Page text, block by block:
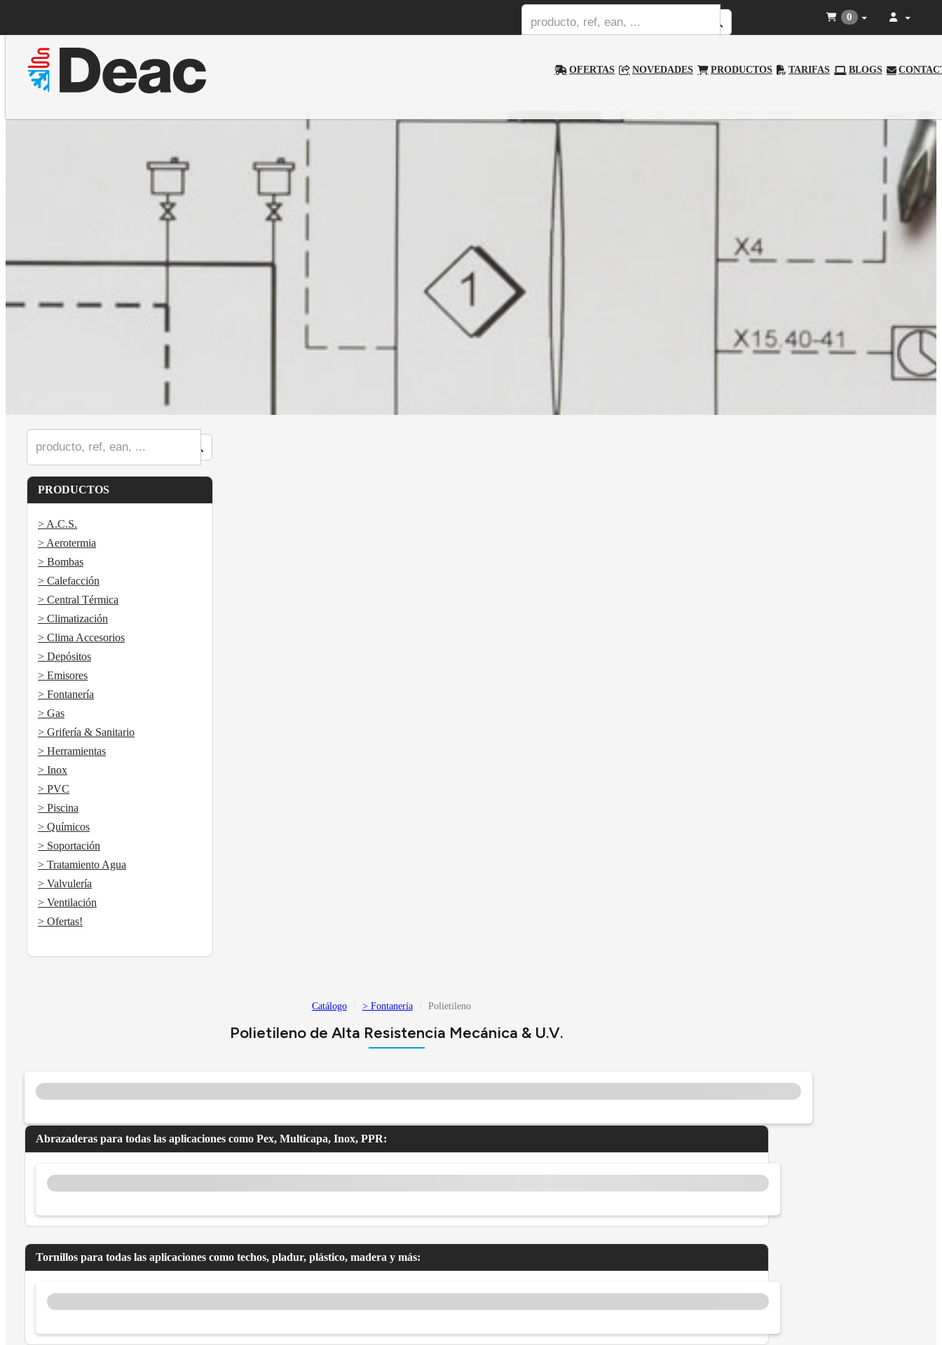
OFERTAS NOVEDADES PRODUCTOS TARIFAS BLOGS
0
PRODUCTOS
> A.C.S.
> Aerotermia
> Bombas
> Calefacción
> Central Térmica
> Climatización
> Clima Accesorios
> Depósitos
> Emisores
> Fontanería
> Gas
> Grifería & Sanitario
> Herramientas
> Inox
> PVC
> Piscina
> Químicos
> Soportación
> Tratamiento Agua
> Valvulería
> Ventilación
> Ofertas!
Catálogo > Fontanería Polietileno
Polietileno de Alta Resistencia Mecánica & U.V.
Abrazaderas para todas las aplicaciones como Pex, Multicapa, Inox, PPR:
Tornillos para todas las aplicaciones como techos, pladur, plástico, madera y más: